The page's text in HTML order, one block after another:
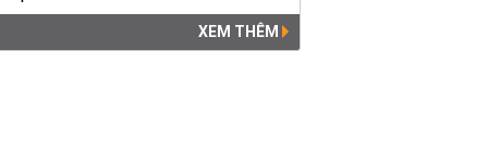
XEM THÊM